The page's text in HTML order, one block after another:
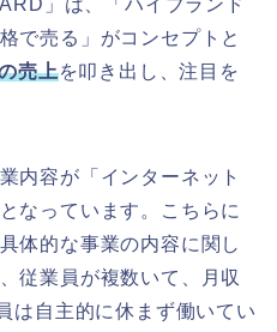
で売る」がコンセプトと
売上を叩き出し、注目を
内容が「インターネット
なっています。こちらに
体的な事業の内容に関し
従業員が複数いて、月収
は自主的に休まず働いてい